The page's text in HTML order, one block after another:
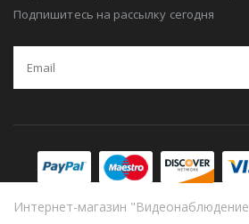
Подпишитесь на рассылку сегодня
Интернет-магазин